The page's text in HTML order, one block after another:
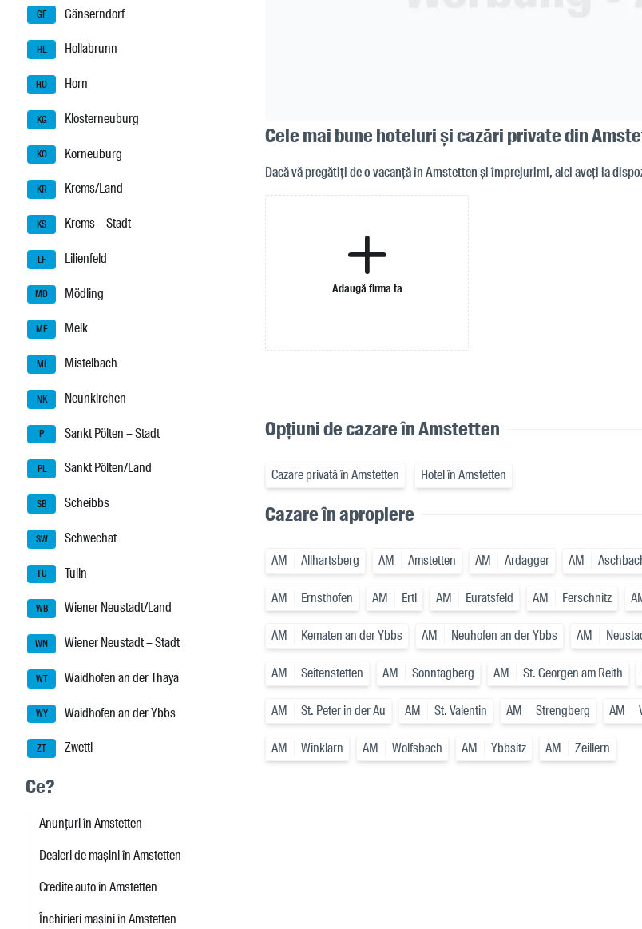
GF Gänserndorf
HL Hollabrunn
HO Horn
KG Klosterneuburg
KO Korneuburg
KR Krems/Land
KS Krems – Stadt
LF Lilienfeld
MD Mödling
ME Melk
MI Mistelbach
NK Neunkirchen
P Sankt Pölten – Stadt
PL Sankt Pölten/Land
SB Scheibbs
SW Schwechat
TU Tulln
WB Wiener Neustadt/Land
WN Wiener Neustadt – Stadt
WT Waidhofen an der Thaya
WY Waidhofen an der Ybbs
ZT Zwettl
Ce?
Anunțuri în Amstetten
Dealeri de mașini în Amstetten
Credite auto în Amstetten
Închirieri mașini în Amstetten
Cele mai bune hoteluri și cazări private din
Dacă vă pregătiți de o vacanță în Amstetten și împrejurimi, aici aveți la
Adaugă firma ta
Opțiuni de cazare în Amstetten
Cazare privată în Amstetten Hotel în Amstetten
Cazare în apropiere
AM Allhartsberg AM Amstetten AM Ardagger AM
AM Ernsthofen AM Ertl AM Euratsfeld AM Ferschnitz
AM Kematen an der Ybbs AM Neuhofen an der Ybbs AM
AM Seitenstetten AM Sonntagberg AM St. Georgen am Reith
AM St. Peter in der Au AM St. Valentin AM Strengberg AM
AM Winklarn AM Wolfsbach AM Ybbsitz AM Zeillern